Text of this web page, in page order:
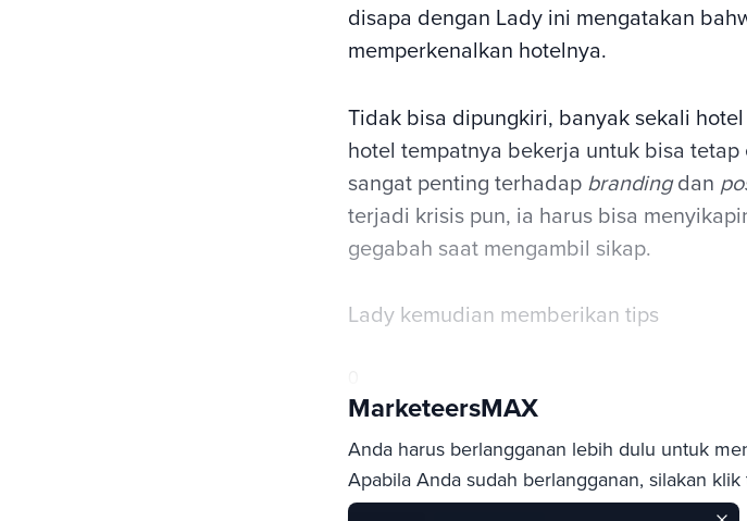
disapa dengan Lady ini mengatakan
memperkenalkan hotelnya.
Tidak bisa dipungkiri, banyak sekali
hotel tempatnya bekerja untuk bisa tetap
sangat penting terhadap brandingdan
terjadi krisis pun, ia harus bisa
gegabah saat mengambil sikap.
Lady kemudian memberikan tips
MarketeersMAX
Anda harus berlangganan lebih dulu untuk
Apabila Anda sudah berlangganan, silakan